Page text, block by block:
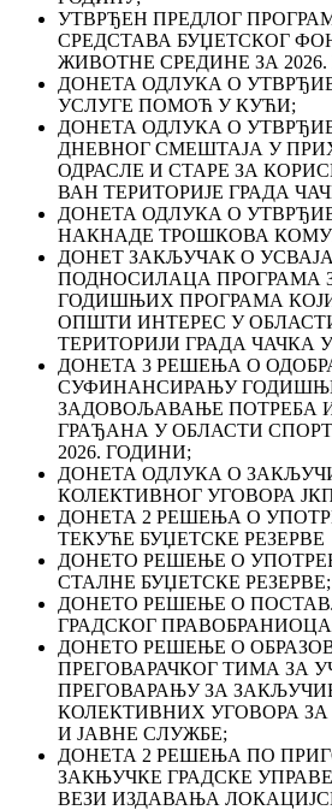
УТВРЂЕН ПРЕДЛОГ
СРЕДСТАВА БУЏЕТСКОГ
ЖИВОТНЕ СРЕДИНЕ ЗА
ДОНЕТА ОДЛУКА О
УСЛУГЕ ПОМОЋ У КУЋИ;
ДОНЕТА ОДЛУКА О
ДНЕВНОГ СМЕШТАЈА У
ОДРАСЛЕ И СТАРЕ ЗА
ВАН ТЕРИТОРИЈЕ ГРАДА
ДОНЕТА ОДЛУКА О
НАКНАДЕ ТРОШКОВА
ДОНЕТ ЗАКЉУЧАК О
ПОДНОСИЛАЦА ПРОГРАМА
ГОДИШЊИХ ПРОГРАМА
ОПШТИ ИНТЕРЕС У
ТЕРИТОРИЈИ ГРАДА ЧАЧКА
ДОНЕТА 3 РЕШЕЊА О
СУФИНАНСИРАЊУ
ЗАДОВОЉАВАЊЕ ПОТРЕБА
ГРАЂАНА У ОБЛАСТИ
2026. ГОДИНИ;
ДОНЕТА ОДЛУКА О
КОЛЕКТИВНОГ УГОВОРА
ДОНЕТА 2 РЕШЕЊА О
ТЕКУЋЕ БУЏЕТСКЕ РЕЗЕРВЕ
ДОНЕТО РЕШЕЊЕ О
СТАЛНЕ БУЏЕТСКЕ РЕЗЕРВЕ;
ДОНЕТО РЕШЕЊЕ О
ГРАДСКОГ
ДОНЕТО РЕШЕЊЕ О
ПРЕГОВАРАЧКОГ ТИМА ЗА
ПРЕГОВАРАЊУ ЗА
КОЛЕКТИВНИХ УГОВОРА ЗА
И ЈАВНЕ СЛУЖБЕ;
ДОНЕТА 2 РЕШЕЊА ПО
ЗАКЊУЧКЕ ГРАДСКЕ
ВЕЗИ ИЗДАВАЊА